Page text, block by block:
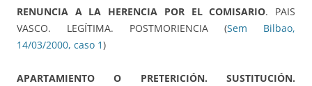
RENUNCIA A LA HERENCIA POR EL COMISARIO. PAIS
VASCO. LEGÍTIMA. POSTMORIENCIA (Sem Bilbao,
14/03/2000, caso 1)
APARTAMIENTO O PRETERICIÓN. SUSTITUCIÓN.